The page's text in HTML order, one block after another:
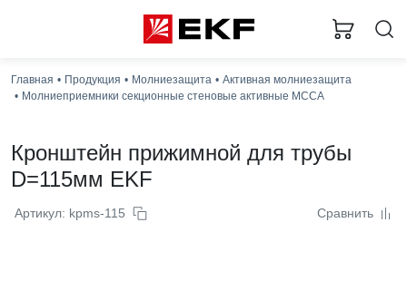
Главная Продукция Молниезащита
Активная молниезащита
Молниеприемники секционные стеновые активные МССА
Кронштейн прижимной для трубы
D=115мм EKF
Артикул: kpms-115 Сравнить